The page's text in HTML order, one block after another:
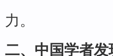
力。
二、中国学者